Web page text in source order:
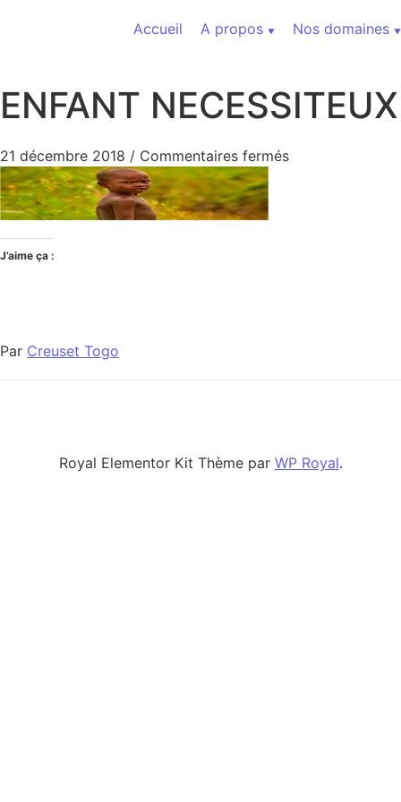
Accueil
A propos Nos domaines
ENFANT NECESSITEUX
21 décembre 2018 / Commentaires ferméssur ENFANT
J’aime ça :
Par Creuset Togo
Royal Elementor Kit Thème par WP Royal.